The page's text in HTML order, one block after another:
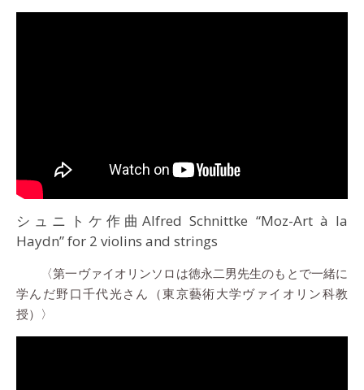
シュニトケ作曲Alfred Schnittke “Moz-Art à la
Haydn” for 2 violins and strings
〈第一ヴァイオリンソロは徳永二男先生のもとで一緒に
学んだ野口千代光さん（東京藝術大学ヴァイオリン科教
授）〉